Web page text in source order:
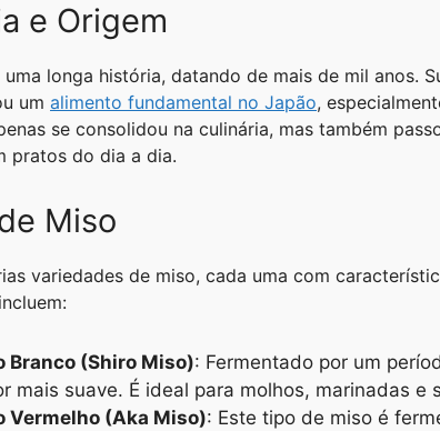
e
n
g
e
r
b
o
o
k
L
i
n
k
e Origem
uma longa história, datando de mais de mil anos.
um alimento fundamental no Japão,
se consolidou na culinária, mas também
pratos do dia a dia.
Miso
variedades de miso, cada uma com
Branco (Shiro Miso): Fermentado por um
mais suave. É ideal para molhos, marinadas e
Vermelho (Aka Miso): Este tipo de miso é